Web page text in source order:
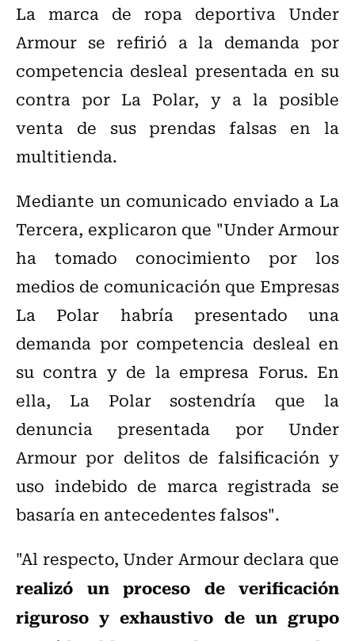
La marca de ropa deportiva Under
Armour se refirió a la demanda por
competencia desleal presentada en su
contra por La Polar, y a la posible
venta de sus prendas falsas en la
multitienda.
Mediante un comunicado enviado a La
Tercera, explicaron que "Under Armour
ha tomado conocimiento por los
medios de comunicación que Empresas
La Polar habría presentado una
demanda por competencia desleal en
su contra y de la empresa Forus. En
ella, La Polar sostendría que la
denuncia presentada por Under
Armour por delitos de falsificación y
uso indebido de marca registrada se
basaría en antecedentes falsos".
"Al respecto, Under Armour declara que
realizó un proceso de verificación
riguroso y exhaustivo de un grupo